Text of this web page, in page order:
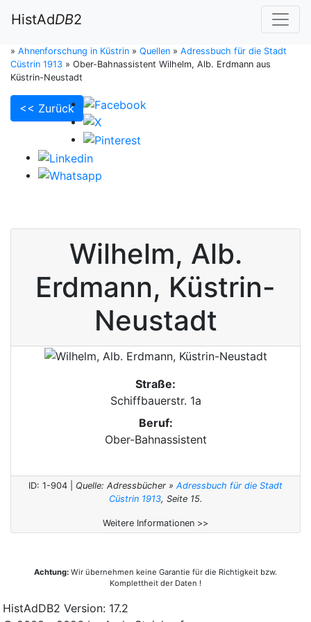
HistAdDB2
» Ahnenforschung in Küstrin » Quellen » Adressbuch für die Stadt
Cüstrin 1913 » Ober-Bahnassistent Wilhelm, Alb. Erdmann aus
Küstrin-Neustadt
<< Zurück
Wilhelm, Alb.
Erdmann, Küstrin-
Neustadt
Straße:
Schiffbauerstr. 1a
Beruf:
Ober-Bahnassistent
ID: 1-904 | Quelle: Adressbücher » Adressbuch für die Stadt
Cüstrin 1913, Seite 15.
Weitere Informationen >>
Achtung: Wir übernehmen keine Garantie für die Richtigkeit bzw.
Komplettheit der Daten !
HistAdDB2 Version: 17.2